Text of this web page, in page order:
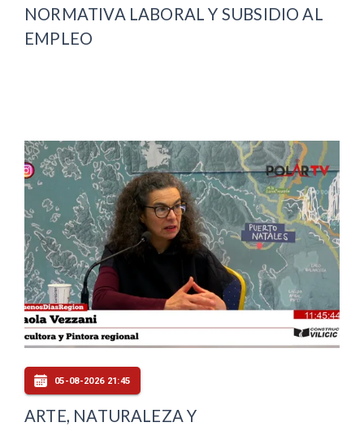
NORMATIVA LABORAL Y SUBSIDIO AL
EMPLEO
05-08-2026 21:45
ARTE, NATURALEZA Y